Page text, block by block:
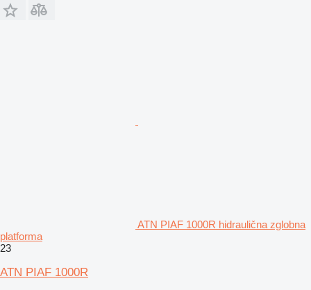
ATN PIAF 1000R hidraulična zglobna
platforma
23
ATN PIAF 1000R